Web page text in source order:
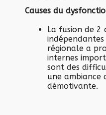
Causes du
La fusion de 2
régionale a
internes
sont des
une ambiance
démotivante.